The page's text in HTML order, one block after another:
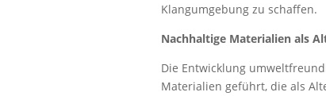
Klangumgebung zu schaffen.
Nachhaltige Materialien als
Die Entwicklung
Materialien geführt, die als